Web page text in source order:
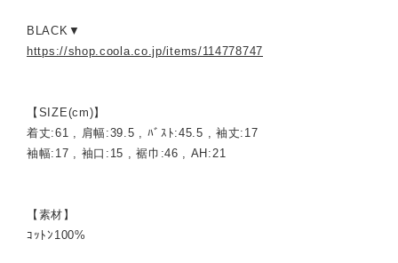
BLACK▼
https://shop.coola.co.jp/items/114778747
【SIZE(cm)】
着丈:61 , 肩幅:39.5 , ﾊﾞｽﾄ:45.5 , 袖丈:17
袖幅:17 , 袖口:15 , 裾巾:46 , AH:21
【素材】
ｺｯﾄﾝ100%